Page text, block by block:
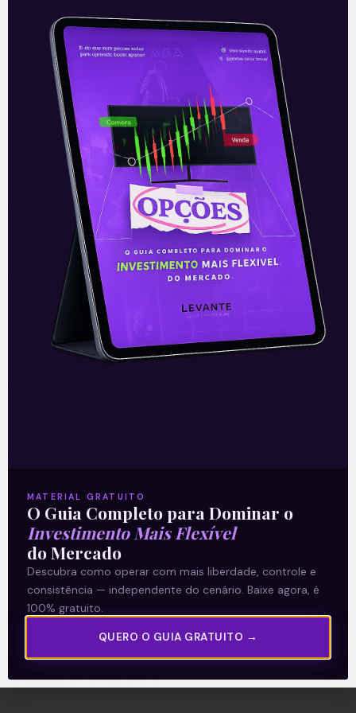
Minerva entra no mercado de
cordeiro
A Minerva Foods (BEEF3), a maior
exportadora de carne bovina da América
Latina, anunciou a aquisição de duas
unidades frigoríficas voltadas para a
carne de
Leia mais
27/08/2021
Termos e Condições
Política de Privacidade
Explore
Artigos
E Eu Com Isso?
Vídeos no Youtube
Manuais de Investimento
MATERIAL GRATUITO
O Guia Completo para Dominar o
Investimento Mais Flexível
do Mercado
Descubra como operar com mais liberdade, controle e
consistência — independente do cenário. Baixe agora, é
100% gratuito.
QUERO O GUIA GRATUITO →